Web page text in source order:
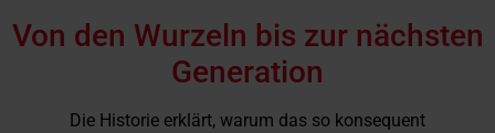
Von den Wurzeln bis zur nächsten
Generation
Die Historie erklärt, warum das so konsequent